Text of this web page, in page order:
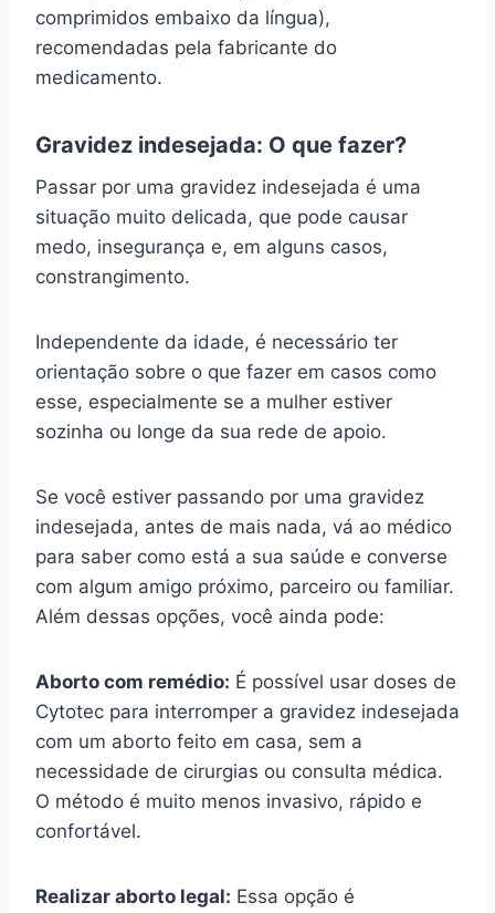
comprimidos embaixo da língua),
recomendadas pela fabricante do
medicamento.
Gravidez indesejada: O que fazer?
Passar por uma gravidez indesejada é uma
situação muito delicada, que pode causar
medo, insegurança e, em alguns casos,
constrangimento.
Independente da idade, é necessário ter
orientação sobre o que fazer em casos como
esse, especialmente se a mulher estiver
sozinha ou longe da sua rede de apoio.
Se você estiver passando por uma gravidez
indesejada, antes de mais nada, vá ao médico
para saber como está a sua saúde e converse
com algum amigo próximo, parceiro ou familiar.
Além dessas opções, você ainda pode:
Aborto com remédio: É possível usar doses de
Cytotec para interromper a gravidez indesejada
com um aborto feito em casa, sem a
necessidade de cirurgias ou consulta médica.
O método é muito menos invasivo, rápido e
confortável.
Realizar aborto legal: Essa opção é